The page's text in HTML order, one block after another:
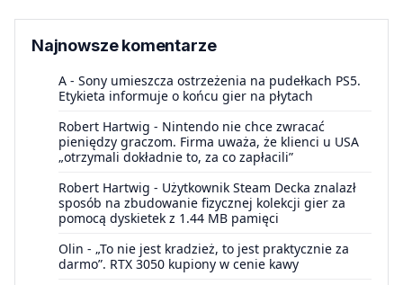
Najnowsze komentarze
A - Sony umieszcza ostrzeżenia na pudełkach PS5.
Etykieta informuje o końcu gier na płytach
Robert Hartwig - Nintendo nie chce zwracać
pieniędzy graczom. Firma uważa, że klienci u USA
„otrzymali dokładnie to, za co zapłacili”
Robert Hartwig - Użytkownik Steam Decka znalazł
sposób na zbudowanie fizycznej kolekcji gier za
pomocą dyskietek z 1.44 MB pamięci
Olin - „To nie jest kradzież, to jest praktycznie za
darmo”. RTX 3050 kupiony w cenie kawy